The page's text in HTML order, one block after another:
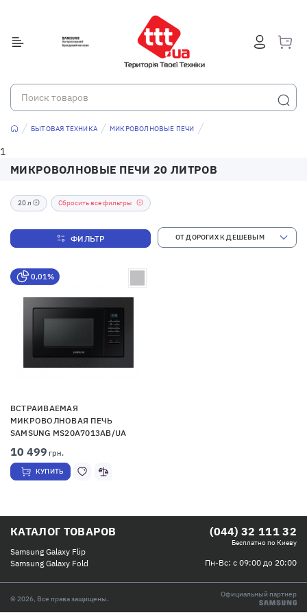
БЫТОВАЯ ТЕХНИКА МИКРОВОЛНОВЫЕ ПЕЧИ
1
МИКРОВОЛНОВЫЕ ПЕЧИ 20 ЛИТРОВ
0,01%
ВСТРАИВАЕМАЯ
МИКРОВОЛНОВАЯ ПЕЧЬ
SAMSUNG MS20A7013AB/UA
10 499 грн.
КУПИТЬ
20 л Сбросить все фильтры
ФИЛЬТР
КАТАЛОГ ТОВАРОВ
Samsung Galaxy Flip
Samsung Galaxy Fold
(044) 32 111 32
Бесплатно по Киеву
Пн-Вс: с 09:00 до 20:00
© 2026, Все права защищены.
Официальный партнер